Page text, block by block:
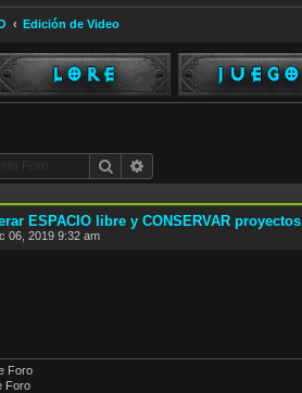
Edición de Video
Buscar
ESPACIO libre y CONSERVAR proyectos
06, 2019 9:32 am
Foro
Foro